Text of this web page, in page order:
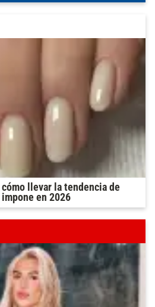
llevar la tendencia de
en 2026